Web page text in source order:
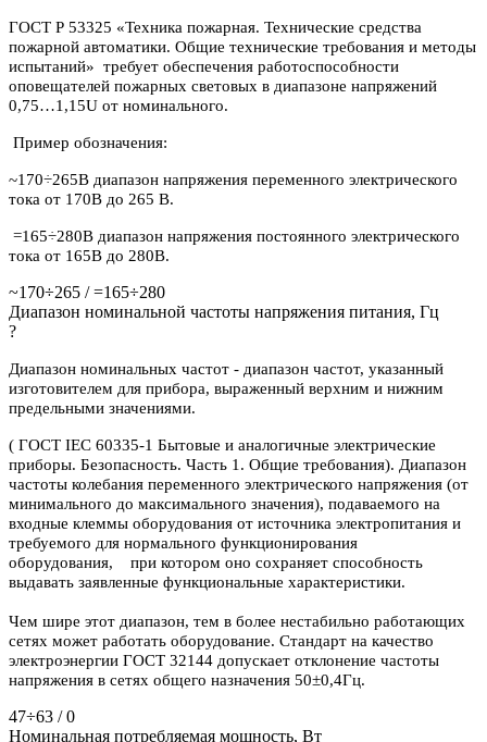
ГОСТ Р 53325 «Техника пожарная. Технические средства
пожарной автоматики. Общие технические требования и методы
испытаний» требует обеспечения работоспособности
оповещателей пожарных световых в диапазоне напряжений
0,75…1,15U от номинального.
Пример обозначения:
~170÷265В диапазон напряжения переменного электрического
тока от 170В до 265 В.
=165÷280В диапазон напряжения постоянного электрического
тока от 165В до 280В.
~170÷265 / =165÷280
Диапазон номинальной частоты напряжения питания, Гц
?
Диапазон номинальных частот - диапазон частот, указанный
изготовителем для прибора, выраженный верхним и нижним
предельными значениями.
( ГОСТ IEC 60335-1 Бытовые и аналогичные электрические
приборы. Безопасность. Часть 1. Общие требования). Диапазон
частоты колебания переменного электрического напряжения (от
минимального до максимального значения), подаваемого на
входные клеммы оборудования от источника электропитания и
требуемого для нормального функционирования
оборудования, при котором оно сохраняет способность
выдавать заявленные функциональные характеристики.
Чем шире этот диапазон, тем в более нестабильно работающих
сетях может работать оборудование. Стандарт на качество
электроэнергии ГОСТ 32144 допускает отклонение частоты
напряжения в сетях общего назначения 50±0,4Гц.
47÷63 / 0
Номинальная потребляемая мощность, Вт